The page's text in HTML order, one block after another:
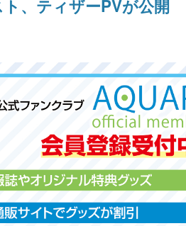
、ティザーPVが公開